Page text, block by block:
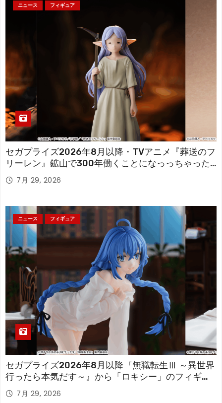
ニュース フィギュア
セガプライズ2026年8月以降・TVアニメ『葬送のフ
リーレン』鉱山で300年働くことになっっちゃった
「フリーレン」を立体化！
7月 29, 2026
ニュース フィギュア
セガプライズ2026年8月以降『無職転生Ⅲ ～異世界
行ったら本気だす～』から「ロキシー」のフィギュ
アが登場！
7月 29, 2026